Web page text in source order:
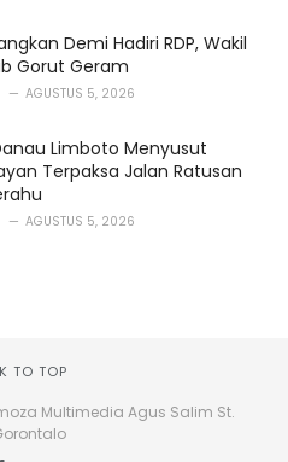
Demi Hadiri RDP, Wakil
Gorut Geram
AGUSTUS 5, 2026
Limboto Menyusut
Terpaksa Jalan Ratusan
AGUSTUS 5, 2026
TO TOP
Multimedia Agus Salim St.